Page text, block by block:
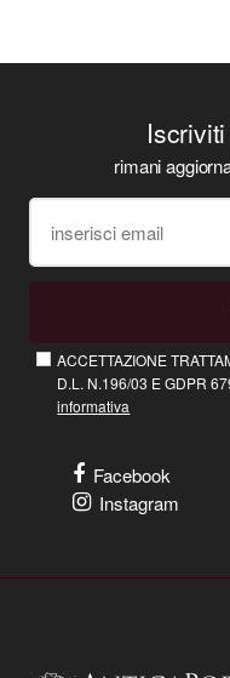
rimani
ACCETTAZIONE
D.L. N.196/03 E GDPR
informativa
Facebook
Instagram